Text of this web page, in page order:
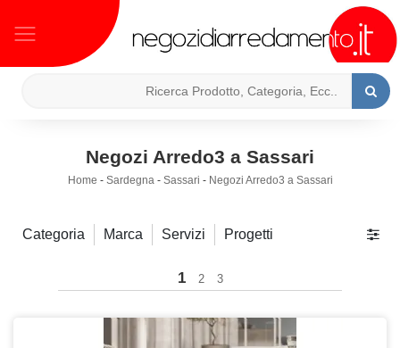
Negozi Arredo3 a Sassari
Home - Sardegna- Sassari - Negozi Arredo3 a Sassari
Categoria Marca Servizi Progetti
1 2 3